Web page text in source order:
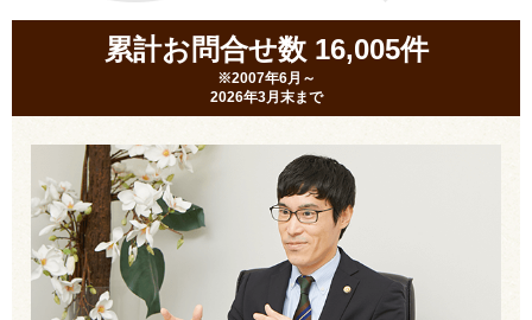
累計お問合せ数 16,005件
※2007年6月～
2026年3月末まで